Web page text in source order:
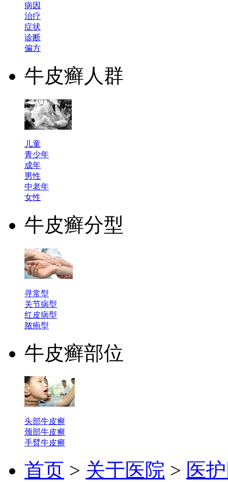
病因
治疗
症状
诊断
偏方
牛皮癣人群
儿童
青少年
成年
男性
中老年
女性
牛皮癣分型
寻常型
关节病型
红皮病型
脓疱型
牛皮癣部位
头部牛皮癣
颈部牛皮癣
手臂牛皮癣
首页 > 关于医院 > 医